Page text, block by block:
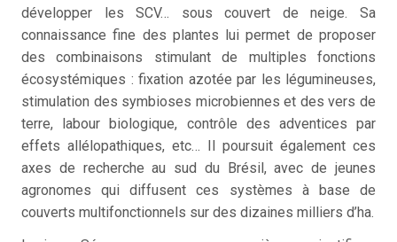
développer les SCV… sous couvert de neige. Sa
connaissance fine des plantes lui permet de proposer
des combinaisons stimulant de multiples fonctions
écosystémiques : fixation azotée par les légumineuses,
stimulation des symbioses microbiennes et des vers de
terre, labour biologique, contrôle des adventices par
effets allélopathiques, etc… Il poursuit également ces
axes de recherche au sud du Brésil, avec de jeunes
agronomes qui diffusent ces systèmes à base de
couverts multifonctionnels sur des dizaines milliers d’ha.